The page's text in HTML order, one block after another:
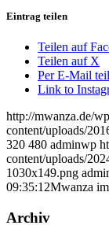
Eintrag teilen
Teilen auf
Teilen auf X
Per E-Mail
Link to
http://mwanza.de/
content/uploads/
320 480 adminwp
content/uploads/
1030x149.png
09:35:12Mwanza
Archiv